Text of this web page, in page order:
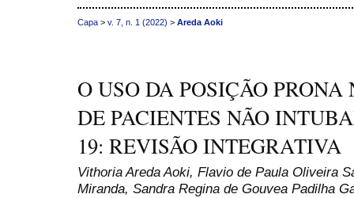
Capa > v. 7, n. 1 (2022) > Areda Aoki
O USO DA POSIÇÃO
DE PACIENTES NÃO
19: REVISÃO INTEGRATIVA
Vithoria Areda Aoki, Flavio de Paula Oliveira
Miranda, Sandra Regina de Gouvea Padilha